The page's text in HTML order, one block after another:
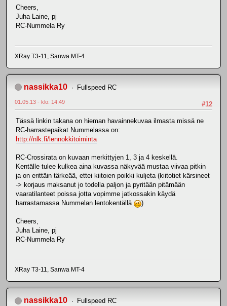
Cheers,
Juha Laine, pj
RC-Nummela Ry
XRay T3-11, Sanwa MT-4
nassikka10 Fullspeed RC
#12
01.05.13 - klo: 14.49
Tässä linkin takana on hieman havainnekuvaa ilmasta missä ne
RC-harrastepaikat Nummelassa on:
http://nlk.fi/lennokkitoiminta
RC-Crossirata on kuvaan merkittyjen 1, 3 ja 4 keskellä.
Kentälle tulee kulkea aina kuvassa näkyvää mustaa viivaa pitkin
ja on erittäin tärkeää, ettei kiitoien poikki kuljeta (kiitotiet kärsineet
-> korjaus maksanut jo todella paljon ja pyritään pitämään
vaaratilanteet poissa jotta vopimme jatkossakin käydä
harrastamassa Nummelan lentokentällä
)
Cheers,
Juha Laine, pj
RC-Nummela Ry
XRay T3-11, Sanwa MT-4
nassikka10 Fullspeed RC